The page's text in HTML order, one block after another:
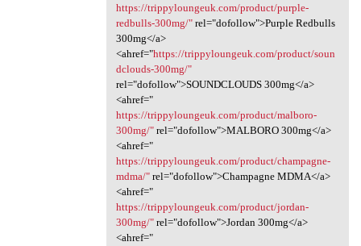
https://trippyloungeuk.com/product/purple-
redbulls-300mg/"rel="dofollow">Purple Redbulls
300mg</a>
<ahref="https://trippyloungeuk.com/product/soun
dclouds-300mg/"
rel="dofollow">SOUNDCLOUDS 300mg</a>
<ahref="
https://trippyloungeuk.com/product/malboro-
300mg/"rel="dofollow">MALBORO 300mg</a>
<ahref="
https://trippyloungeuk.com/product/champagne-
mdma/"rel="dofollow">Champagne MDMA</a>
<ahref="
https://trippyloungeuk.com/product/jordan-
300mg/"rel="dofollow">Jordan 300mg</a>
<ahref="